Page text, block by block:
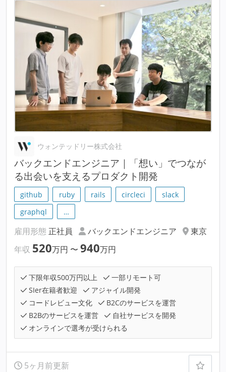
ウォンテッドリー株式会社
バックエンドエンジニア｜「想い」でつなが
る出会いを支えるプロダクト開発
github ruby rails circleci
slack
graphql
…
雇用形態 正社員 バックエンドエンジニア
東京
年収 520万円 〜 940万円
下限年収500万円以上
一部リモート可
SIer在籍者歓迎
アジャイル開発
コードレビュー文化
B2Cのサービスを運営
B2Bのサービスを運営
自社サービスを開発
オンラインで選考が受けられる
5ヶ月前更新